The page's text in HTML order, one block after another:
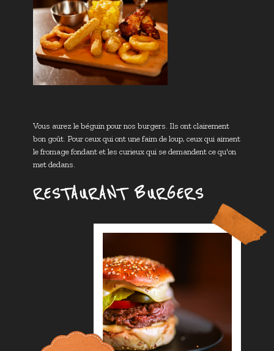
Vous aurez le béguin pour nos burgers. Ils ont clairement
bon goût. Pour ceux qui ont une faim de loup, ceux qui aiment
le fromage fondant et les curieux qui se demandent ce qu'on
met dedans.
RESTAURANT BURGERS